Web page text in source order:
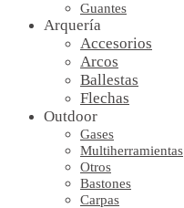
Guantes
Arquería
Accesorios
Arcos
Ballestas
Flechas
Outdoor
Gases
Multiherramientas
Otros
Bastones
Carpas